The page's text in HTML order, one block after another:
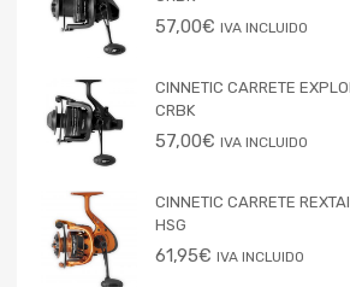
57,00€ IVA INCLUIDO
CINNETIC CARRETE
CRBK
57,00€ IVA INCLUIDO
CINNETIC CARRETE
HSG
61,95€ IVA INCLUIDO